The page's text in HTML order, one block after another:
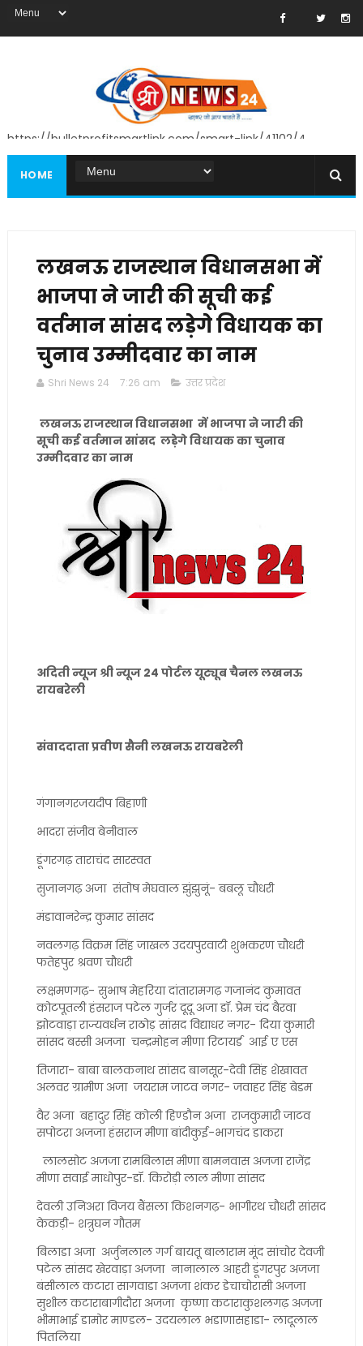
https://bulletprofitsmartlink.com/smart-link/41102/4
HOME
लखनऊ राजस्थान विधानसभा में
भाजपा ने जारी की सूची कई
वर्तमान सांसद लड़ेगे विधायक का
चुनाव उम्मीदवार का नाम
Shri News 24 7:26 am उत्तर प्रदेश
लखनऊ राजस्थान विधानसभा में भाजपा ने जारी की
सूची कई वर्तमान सांसद लड़ेगे विधायक का चुनाव
उम्मीदवार का नाम
अदिती न्यूज श्री न्यूज 24 पोर्टल यूट्यूब चैनल लखनऊ
रायबरेली
संवाददाता प्रवीण सैनी लखनऊ रायबरेली
गंगानगरजयदीप बिहाणी
भादरा संजीव बेनीवाल
डूंगरगढ़ ताराचंद सारस्वत
सुजानगढ़ अजा संतोष मेघवाल झुंझुनूं- बबलू चौधरी
मंडावानरेन्द्र कुमार सांसद
नवलगढ़ विक्रम सिंह जाखल उदयपुरवाटी शुभकरण चौधरी
फतेहपुर श्रवण चौधरी
लक्षमणगढ़- सुभाष मेहरिया दांतारामगढ़ गजानंद कुमावत
कोटपूतली हंसराज पटेल गुर्जर दूदू अजा डॉ. प्रेम चंद बैरवा
झोटवाड़ा राज्यवर्धन राठोड़ सांसद विद्याधर नगर- दिया कुमारी
सांसद बस्सी अजजा चन्द्रमोहन मीणा रिटायर्ड आई ए एस
तिजारा- बाबा बालकनाथ सांसद बानसूर-देवी सिंह शेखावत
अलवर ग्रामीण अजा जयराम जाटव नगर- जवाहर सिंह बेडम
वैर अजा बहादुर सिंह कोली हिण्डौन अजा राजकुमारी जाटव
सपोटरा अजजा हंसराज मीणा बांदीकुई-भागचंद डाकरा
लालसोट अजजा रामबिलास मीणा बामनवास अजजा राजेंद्र
मीणा सवाई माधोपुर-डॉ. किरोड़ी लाल मीणा सांसद
देवली उनिअरा विजय बैंसला किशनगढ़- भागीरथ चौधरी सांसद
केकड़ी- शत्रुघन गौतम
बिलाडा अजा अर्जुनलाल गर्ग बायतू बालाराम मूंद सांचोर देवजी
पटेल सांसद खेरवाड़ा अजजा नानालाल आहरी डूंगरपुर अजजा
बंसीलाल कटारा सागवाडा अजजा शंकर डेचाचोरासी अजजा
सुशील कटाराबागीदौरा अजजा कृष्णा कटाराकुशलगढ़ अजजा
भीमाभाई डामोर माण्डल- उदयलाल भडाणासहाडा- लादूलाल
पितलिया